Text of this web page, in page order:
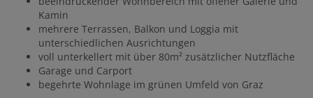
Kamin
mehrere Terrassen, Balkon und Loggia mit
unterschiedlichen Ausrichtungen
voll unterkellert mit über 80m² zusätzlicher Nutzfläche
Garage und Carport
begehrte Wohnlage im grünen Umfeld von Graz